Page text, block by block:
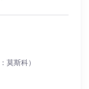
莫斯科）